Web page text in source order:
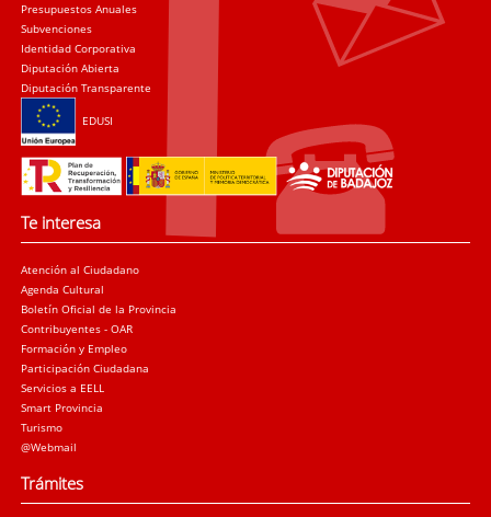
Presupuestos Anuales
Subvenciones
Identidad Corporativa
Diputación Abierta
Diputación Transparente
EDUSI
Te interesa
Atención al Ciudadano
Agenda Cultural
Boletín Oficial de la Provincia
Contribuyentes - OAR
Formación y Empleo
Participación Ciudadana
Servicios a EELL
Smart Provincia
Turismo
@Webmail
Trámites